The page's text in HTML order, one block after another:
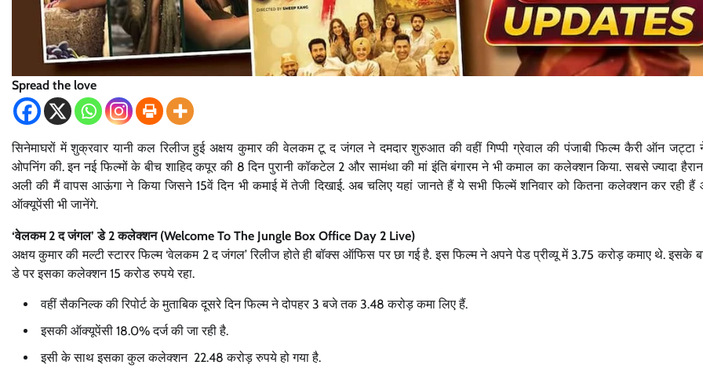
Spread the love
सिनेमाघरों में शुक्रवार यानी कल रिलीज हुई अक्षय कुमार की वेलकम टू द जंगल ने दमदार शुरुआत की वहीं गिप्पी ग्रेवाल की पंजाबी फिल्म कैरी ऑन जट्टा
ओपनिंग की. इन नई फिल्मों के बीच शाहिद कपूर की 8 दिन पुरानी कॉकटेल 2 और सामंथा की मां इंति बंगारम ने भी कमाल का कलेक्शन किया. सबसे ज्यादा हैरान
अली की मैं वापस आऊंगा ने किया जिसने 15वें दिन भी कमाई में तेजी दिखाई. अब चलिए यहां जानते हैं ये सभी फिल्में शनिवार को कितना कलेक्शन कर रही हैं
ऑक्यूपेंसी भी जानेंगे.
‘वेलकम 2 द जंगल’ डे 2 कलेक्शन (Welcome To The Jungle Box Office Day 2 Live)
अक्षय कुमार की मल्टी स्टारर फिल्म ‘वेलकम 2 द जंगल’ रिलीज होते ही बॉक्स ऑफिस पर छा गई है. इस फिल्म ने अपने पेड प्रीव्यू में 3.75 करोड़ कमाए थे. इसके
डे पर इसका कलेक्शन 15 करोड रुपये रहा.
वहीं सैकनिल्क की रिपोर्ट के मुताबिक दूसरे दिन फिल्म ने दोपहर 3 बजे तक 3.48 करोड़ कमा लिए हैं.
इसकी ऑक्यूपेंसी 18.0% दर्ज की जा रही है.
इसी के साथ इसका कुल कलेक्शन 22.48 करोड़ रुपये हो गया है.